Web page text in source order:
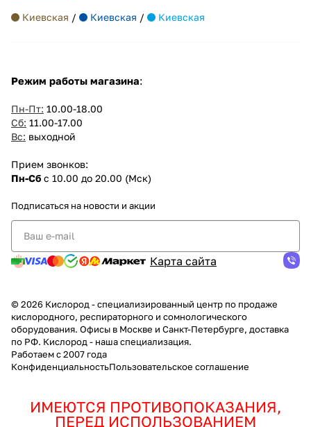
Киевская / Киевская / Киевская
Режим работы магазина:
Пн-Пт: 10.00-18.00
Сб: 11.00-17.00
Вс: выходной
Прием звонков:
Пн-Сб с 10.00 до 20.00 (Мск)
Подписаться на новости и акции
Карта сайта
© 2026 Кислород - специализированный центр по продаже
кислородного, респираторного и сомнологического
оборудования. Офисы в Москве и Санкт-Петербурге, доставка
по РФ. Кислород - наша специализация.
Работаем с 2007 года
КонфиденциальностьПользовательское соглашение
ИМЕЮТСЯ ПРОТИВОПОКАЗАНИЯ,
ПЕРЕД ИСПОЛЬЗОВАНИЕМ